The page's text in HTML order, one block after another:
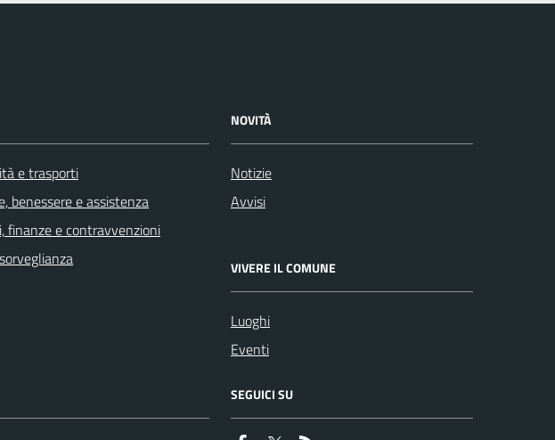
e trasporti
benessere e assistenza
finanze e contravvenzioni
NOVITÀ
Notizie
Avvisi
VIVERE IL COMUNE
Luoghi
Eventi
SEGUICI SU